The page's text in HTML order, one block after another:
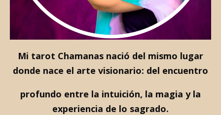
Mi tarot Chamanas nació del mismo lugar
donde nace el arte visionario: del encuentro
profundo entre la intuición, la magia y la
experiencia de lo sagrado.